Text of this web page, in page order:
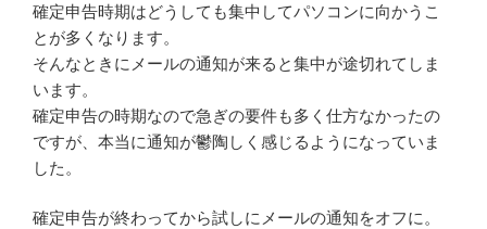
確定申告時期はどうしても集中してパソコンに向かうこ
とが多くなります。
そんなときにメールの通知が来ると集中が途切れてしま
います。
確定申告の時期なので急ぎの要件も多く仕方なかったの
ですが、本当に通知が鬱陶しく感じるようになっていま
した。
確定申告が終わってから試しにメールの通知をオフに。